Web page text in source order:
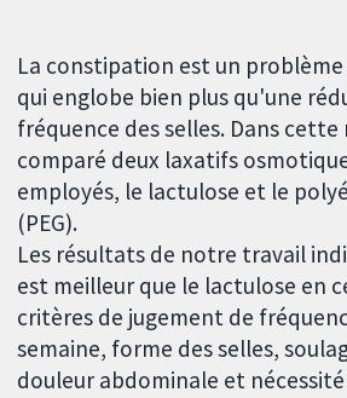
La constipation est un
qui englobe bien plus qu'une
fréquence des selles. Dans cette
comparé deux laxatifs
employés, le lactulose et le
(PEG).
Les résultats de notre travail
est meilleur que le lactulose en
critères de jugement de
semaine, forme des selles,
douleur abdominale et